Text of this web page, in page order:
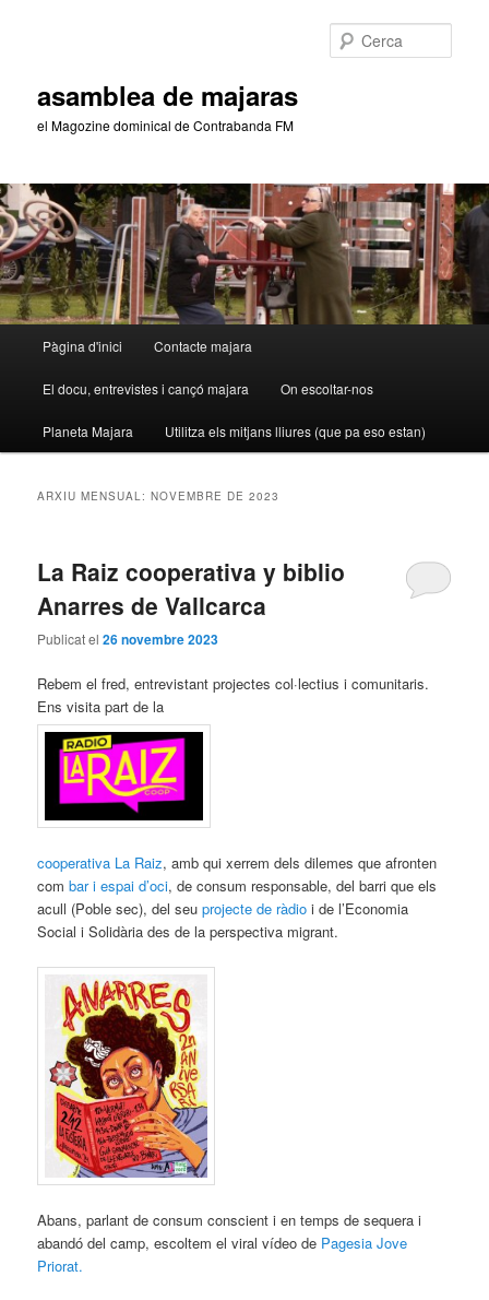
asamblea de majaras
el Magozine dominical de Contrabanda FM
principal
Pàgina d'inici Contacte majara
El docu, entrevistes i cançó majara On escoltar-nos
Planeta Majara Utilitza els mitjans lliures (que pa eso estan)
ARXIU MENSUAL:NOVEMBRE DE 2023
La Raiz cooperativa y biblio
Anarres de Vallcarca
Publicat el26 novembre 2023
Rebem el fred, entrevistant projectes col·lectius i comunitaris.
Ens visita part de la
cooperativa La Raiz, amb qui xerrem dels dilemes que afronten
combar i espai d’oci, de consum responsable, del barri que els
acull (Poble sec), del seuprojecte de ràdio i de l’Economia
Social i Solidària des de la perspectiva migrant.
Abans, parlant de consum conscient i en temps de sequera i
abandó del camp, escoltem el viral vídeo de Pagesia Jove
Priorat.